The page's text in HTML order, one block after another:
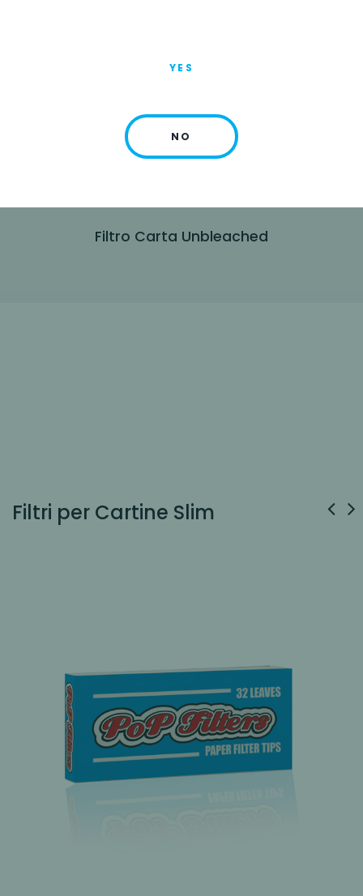
YES
NO
Filtro Carta Unbleached
Filtri per Cartine Slim